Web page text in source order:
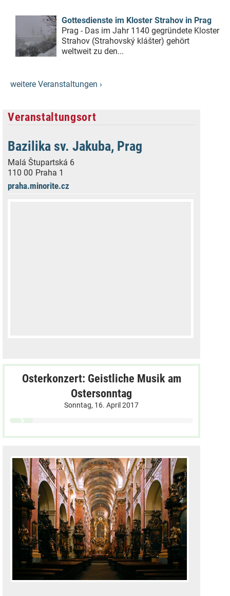
Gottesdienste im Kloster Strahov in Prag
Prag - Das im Jahr 1140 gegründete Kloster
Strahov (Strahovský klášter) gehört
weltweit zu den...
weitere Veranstaltungen ›
Veranstaltungsort
Bazilika sv. Jakuba, Prag
Malá Štupartská 6
110 00 Praha 1
praha.minorite.cz
Osterkonzert: Geistliche Musik am
Ostersonntag
Sonntag, 16. April 2017